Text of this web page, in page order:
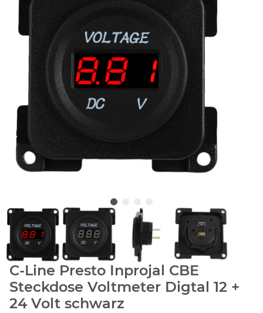
C-Line Presto Inprojal CBE
Steckdose Voltmeter Digtal 12 +
24 Volt schwarz